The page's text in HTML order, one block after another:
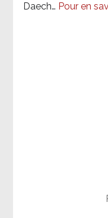
Daech… Pour en